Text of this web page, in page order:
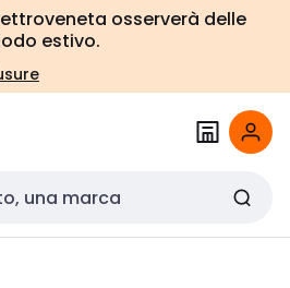
osserverà delle
estivo.